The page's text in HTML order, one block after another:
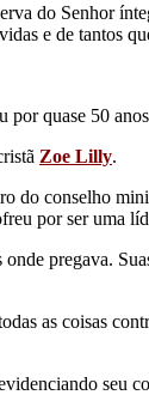
do Senhor
e de
por quase 50
Zoe Lilly.
do conselho
por ser uma
pregava.
as coisas
seu